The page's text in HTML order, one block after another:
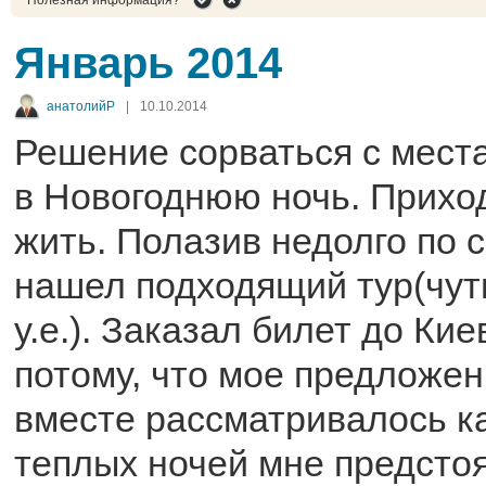
Январь 2014
анатолийР | 10.10.2014
Решение сорваться с
в Новогоднюю ночь.
жить. Полазив недолго по
нашел подходящий
у.е.). Заказал билет до
потому, что мое
вместе рассматривалось
теплых ночей мне